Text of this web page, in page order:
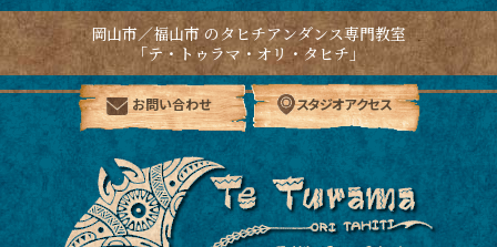
岡山市／福山市 のタヒチアンダンス専門教室
「テ・トゥラマ・オリ・タヒチ」
お問い合わせ スタジオアクセス